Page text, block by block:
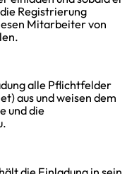
Registrierung
Mitarbeiter von
alle Pflichtfelder
aus und weisen dem
und die